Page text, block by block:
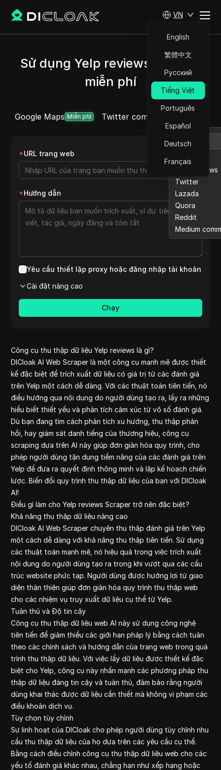
VN
English
繁體中文
Русский
Tiếng Việt
Português
Español
Deutsch
Français
Sử dụng Yelp reviews Scraper
miễn phí
Google Maps Miễn phí Twitter comment
Etsy
Ebay reviews
Twitter
Lazada
Quora
Reddit
Medium
Etsy reviews
Shopee pet
Pinterest
Amazon
Pinterest
Yelp
Reddit
Yelp reviews
Quora
Ebay Scrap
Yahoo
Google
Amazon
Linkedin
*URL trang web
*Hướng dẫn
Yêu cầu thiết lập proxy hoặc đăng nhập tài khoản
Cài đặt nâng cao
Chạy
Công cụ thu thập dữ liệu Yelp reviews là gì?
DICloak AI Web Scraper là một công cụ mạnh mẽ được thiết
kế đặc biệt để trích xuất dữ liệu có giá trị từ các đánh giá
trên Yelp một cách dễ dàng. Với các thuật toán tiên tiến, nó
điều hướng qua nội dung do người dùng tạo ra, lấy ra những
hiểu biết thiết yếu và phân tích cảm xúc từ vô số đánh giá.
Dù bạn đang tìm cách phân tích xu hướng, thu thập phản
hồi, hay giám sát danh tiếng của thương hiệu, công cụ
scraping dựa trên AI này giúp đơn giản hóa quy trình, cho
phép người dùng tận dụng tiềm năng của các đánh giá trên
Yelp để đưa ra quyết định thông minh và lập kế hoạch chiến
lược. Biến đổi quy trình thu thập dữ liệu của bạn với DICloak
AI!
Điều gì làm cho Yelp reviews Scraper trở nên đặc biệt?
Khả năng thu thập dữ liệu nâng cao
DICloak AI Web Scraper chuyên thu thập đánh giá trên Yelp
một cách dễ dàng với khả năng thu thập tiên tiến. Sử dụng
các thuật toán mạnh mẽ, nó hiệu quả trong việc trích xuất
nội dung do người dùng tạo ra trong khi vượt qua các cấu
trúc website phức tạp. Người dùng được hưởng lợi từ giao
diện thân thiện giúp đơn giản hóa quy trình thu thập web
cho các nhiệm vụ truy xuất dữ liệu cụ thể từ Yelp.
Tuân thủ và Độ tin cậy
Công cụ thu thập dữ liệu web AI này sử dụng công nghệ
tiên tiến để giảm thiểu các giới hạn pháp lý bằng cách tuân
theo các chính sách và hướng dẫn của trang web trong quá
trình thu thập dữ liệu. Với việc lấy dữ liệu được thiết kế đặc
biệt cho Yelp, công cụ này nhấn mạnh các phương pháp thu
thập dữ liệu đáng tin cậy và tuân thủ, đảm bảo rằng người
dùng khai thác được dữ liệu cần thiết mà không vi phạm các
điều khoản dịch vụ.
Tùy chọn tùy chỉnh
Sự linh hoạt của DICloak cho phép người dùng tùy chỉnh nhu
cầu thu thập dữ liệu của họ dựa trên các yêu cầu cụ thể.
Bằng cách điều chỉnh công cụ thu thập dữ liệu web cho các
yếu tố đánh giá khác nhau, chẳng hạn như xếp hạng hoặc